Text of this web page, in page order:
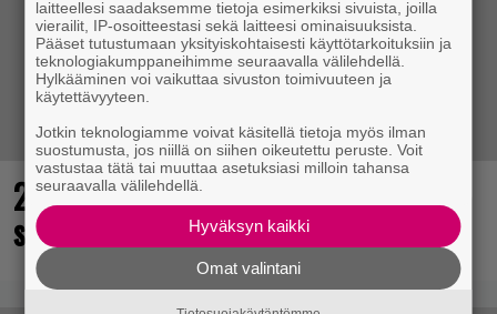
25 kaikkien aikojen parasta
supersankaripeliä listattu
laitteellesi saadaksemme tietoja esimerkiksi sivuista, joilla
vierailit, IP-osoitteestasi sekä laitteesi ominaisuuksista.
Pääset tutustumaan yksityiskohtaisesti käyttötarkoituksiin ja
teknologiakumppaneihimme seuraavalla välilehdellä.
Hylkääminen voi vaikuttaa sivuston toimivuuteen ja
käytettävyyteen.
Jotkin teknologiamme voivat käsitellä tietoja myös ilman
suostumusta, jos niillä on siihen oikeutettu peruste. Voit
vastustaa tätä tai muuttaa asetuksiasi milloin tahansa
seuraavalla välilehdellä.
Hyväksyn kaikki
Omat valintani